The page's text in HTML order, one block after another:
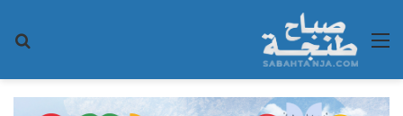
القائمة